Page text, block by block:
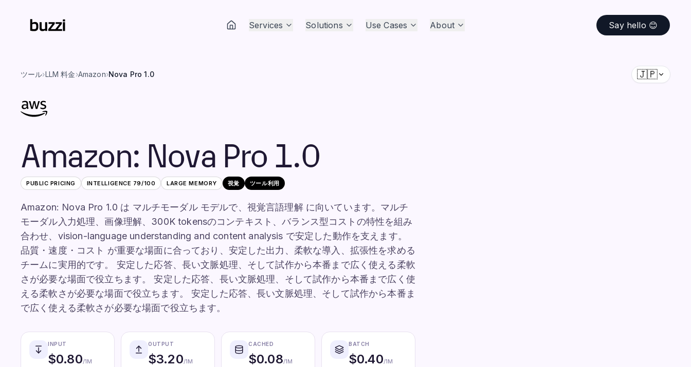
Services Solutions Use Cases About Say hello 😊
ツール›LLM 料金›Amazon›Nova Pro 1.0 🇯🇵
Amazon: Nova Pro 1.0
PUBLIC PRICING INTELLIGENCE 79/100 LARGE MEMORY 視覚 ツール利用
Amazon: Nova Pro 1.0 は マルチモーダル モデルで、視覚言語理解 に向いています。マルチ
モーダル入力処理、画像理解、300K tokensのコンテキスト、バランス型コストの特性を組み
合わせ、vision-language understanding and content analysis で安定した動作を支えます。
品質・速度・コスト が重要な場面に合っており、安定した出力、柔軟な導入、拡張性を求める
チームに実用的です。 安定した応答、長い文脈処理、そして試作から本番まで広く使える柔軟
さが必要な場面で役立ちます。 安定した応答、長い文脈処理、そして試作から本番まで広く使
える柔軟さが必要な場面で役立ちます。 安定した応答、長い文脈処理、そして試作から本番ま
で広く使える柔軟さが必要な場面で役立ちます。
INPUT
$0.80/1M
OUTPUT
$3.20/1M
CACHED
$0.08/1M
BATCH
$0.40/1M